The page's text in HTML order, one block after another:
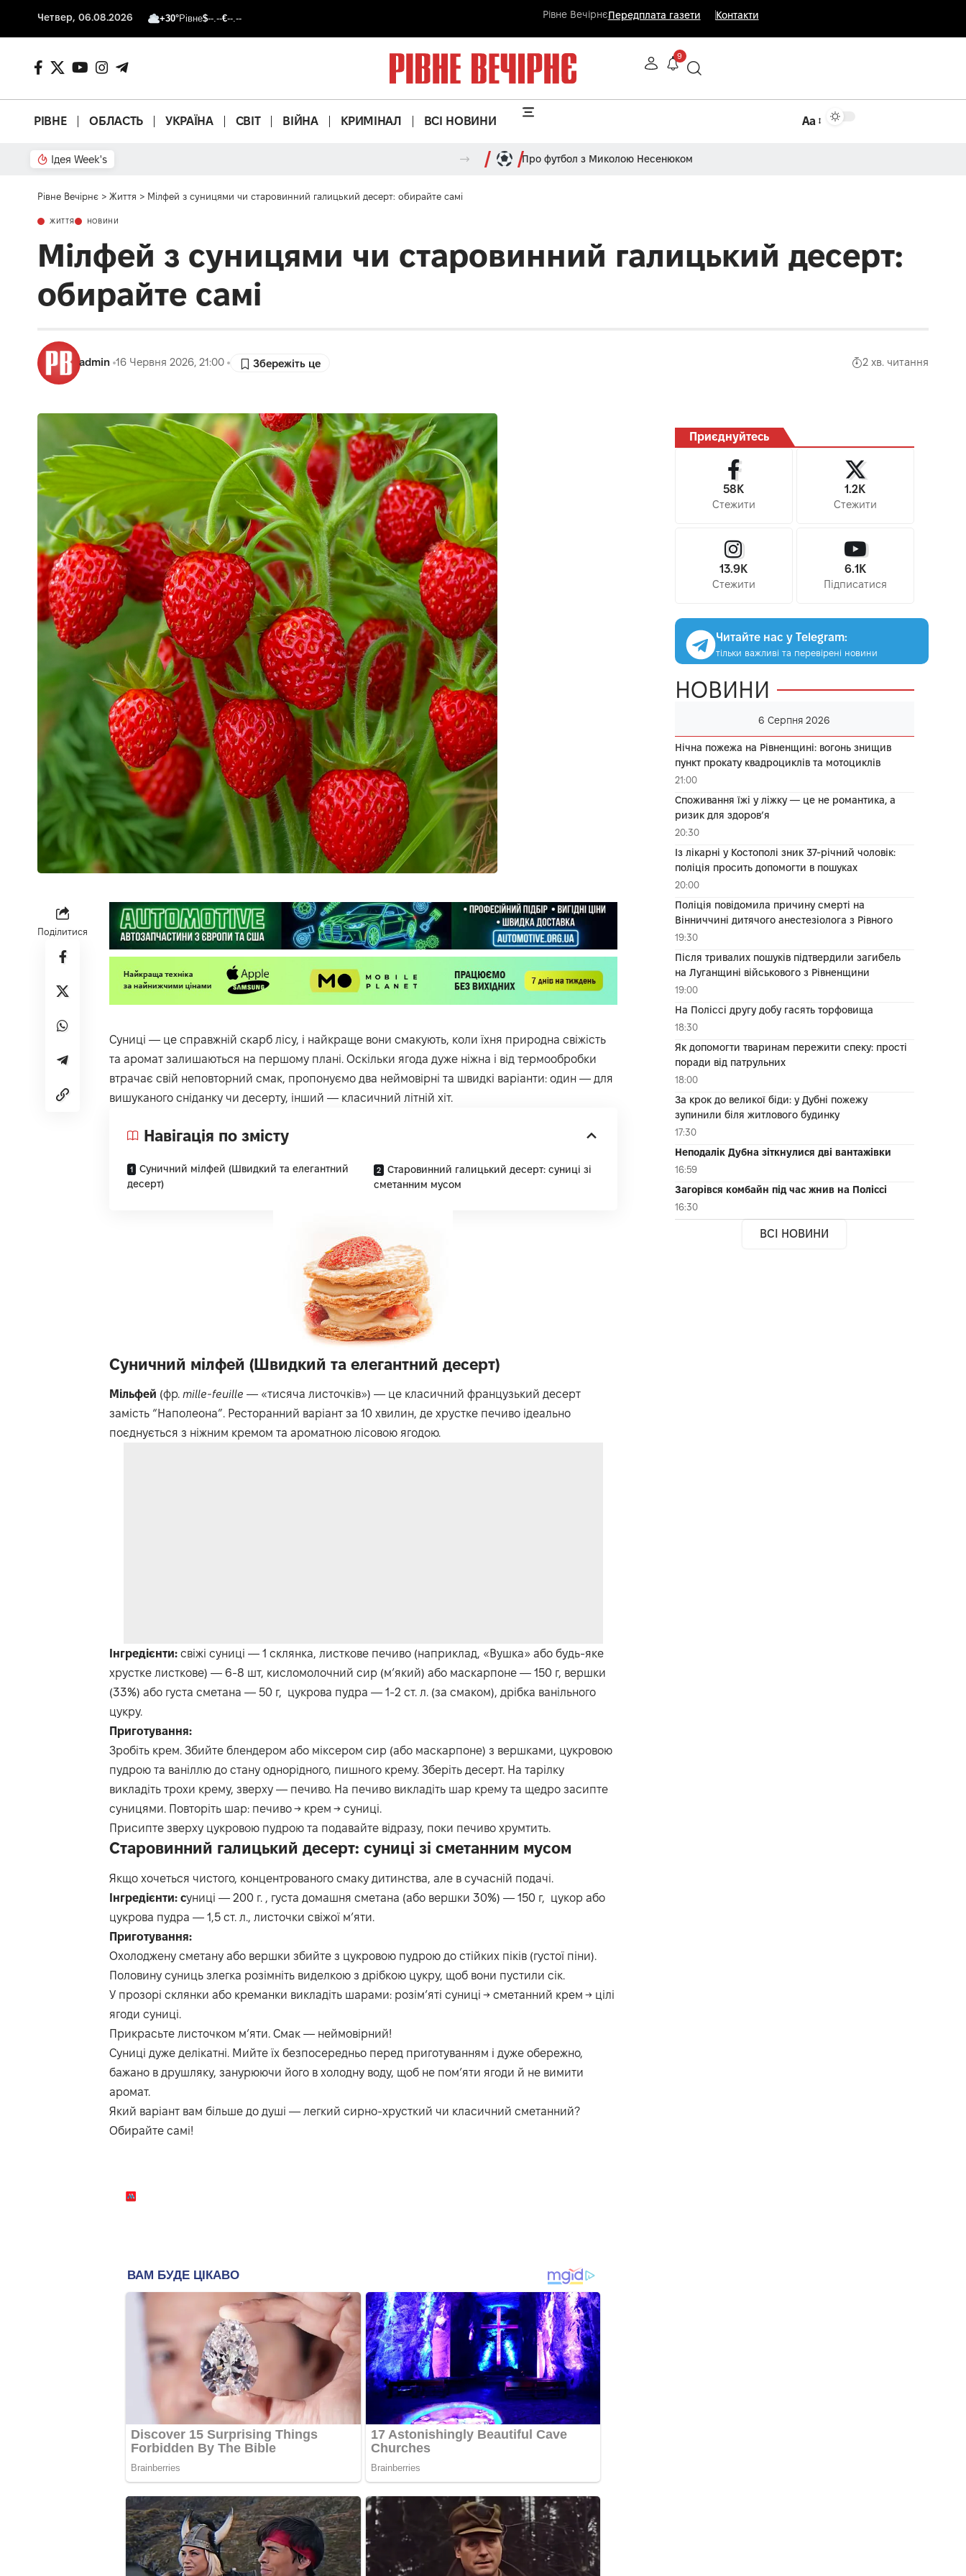
Четвер, 06.08.2026 +30°Рівне$--.--€--.-- Рівне ВечірнєПередплата газети Контакти
9
РІВНЕ ОБЛАСТЬ УКРАЇНА СВІТ ВІЙНА КРИМІНАЛ ВСІ НОВИНИ Аа
Ідея Week's Про футбол з Миколою Несенюком
Рівне Вечірнє > Життя > Мілфей з суницями чи старовинний галицький десерт: обирайте самі
ЖИТТЯ НОВИНИ
Мілфей з суницями чи старовинний галицький десерт:
обирайте самі
admin 16 Червня 2026, 21:00 2 хв. читання
Поділитися
Суниці — це справжній скарб лісу, і найкраще вони смакують, коли їхня природна свіжість
та аромат залишаються на першому плані. Оскільки ягода дуже ніжна і від термообробки
втрачає свій неповторний смак, пропонуємо два неймовірні та швидкі варіанти: один — для
вишуканого сніданку чи десерту, інший — класичний літній хіт.
Навігація по змісту
Суничний мілфей (Швидкий та елегантний
десерт)
Старовинний галицький десерт: суниці зі
сметанним мусом
Суничний мілфей (Швидкий та елегантний десерт)
Мільфей (фр. mille-feuille — «тисяча листочків») — це класичний французький десерт
замість “Наполеона”. Ресторанний варіант за 10 хвилин, де хрустке печиво ідеально
поєднується з ніжним кремом та ароматною лісовою ягодою.
Інгредієнти: свіжі суниці — 1 склянка, листкове печиво (наприклад, «Вушка» або будь-яке
хрустке листкове) — 6-8 шт, кисломолочний сир (м’який) або маскарпоне — 150 г, вершки
(33%) або густа сметана — 50 г, цукрова пудра — 1-2 ст. л. (за смаком), дрібка ванільного
цукру.
Приготування:
Зробіть крем. Збийте блендером або міксером сир (або маскарпоне) з вершками, цукровою
пудрою та ваніллю до стану однорідного, пишного крему. Зберіть десерт. На тарілку
викладіть трохи крему, зверху — печиво. На печиво викладіть шар крему та щедро засипте
суницями. Повторіть шар: печиво → крем → суниці.
Присипте зверху цукровою пудрою та подавайте відразу, поки печиво хрумтить.
Старовинний галицький десерт: суниці зі сметанним мусом
Якщо хочеться чистого, концентрованого смаку дитинства, але в сучасній подачі.
Інгредієнти: суниці — 200 г. , густа домашня сметана (або вершки 30%) — 150 г, цукор або
цукрова пудра — 1,5 ст. л., листочки свіжої м’яти.
Приготування:
Охолоджену сметану або вершки збийте з цукровою пудрою до стійких піків (густої піни).
Половину суниць злегка розімніть виделкою з дрібкою цукру, щоб вони пустили сік.
У прозорі склянки або креманки викладіть шарами: розім’яті суниці → сметанний крем → цілі
ягоди суниці.
Прикрасьте листочком м’яти. Смак — неймовірний!
Суниці дуже делікатні. Мийте їх безпосередньо перед приготуванням і дуже обережно,
бажано в друшляку, занурюючи його в холодну воду, щоб не пом’яти ягоди й не вимити
аромат.
Який варіант вам більше до душі — легкий сирно-хрусткий чи класичний сметанний?
Обирайте самі!
Приєднуйтесь
58K
Стежити
1.2K
Стежити
13.9K
Стежити
6.1K
Підписатися
Читайте нас у Telegram:
тільки важливі та перевірені новини
НОВИНИ
6 Серпня 2026
Нічна пожежа на Рівненщині: вогонь знищив
пункт прокату квадроциклів та мотоциклів
21:00
Споживання їжі у ліжку — це не романтика, а
ризик для здоров’я
20:30
Із лікарні у Костополі зник 37-річний чоловік:
поліція просить допомогти в пошуках
20:00
Поліція повідомила причину смерті на
Вінниччині дитячого анестезіолога з Рівного
19:30
Після тривалих пошуків підтвердили загибель
на Луганщині військового з Рівненщини
19:00
На Поліссі другу добу гасять торфовища
18:30
Як допомогти тваринам пережити спеку: прості
поради від патрульних
18:00
За крок до великої біди: у Дубні пожежу
зупинили біля житлового будинку
17:30
Неподалік Дубна зіткнулися дві вантажівки
16:59
Загорівся комбайн під час жнив на Поліссі
16:30
ВСІ НОВИНИ